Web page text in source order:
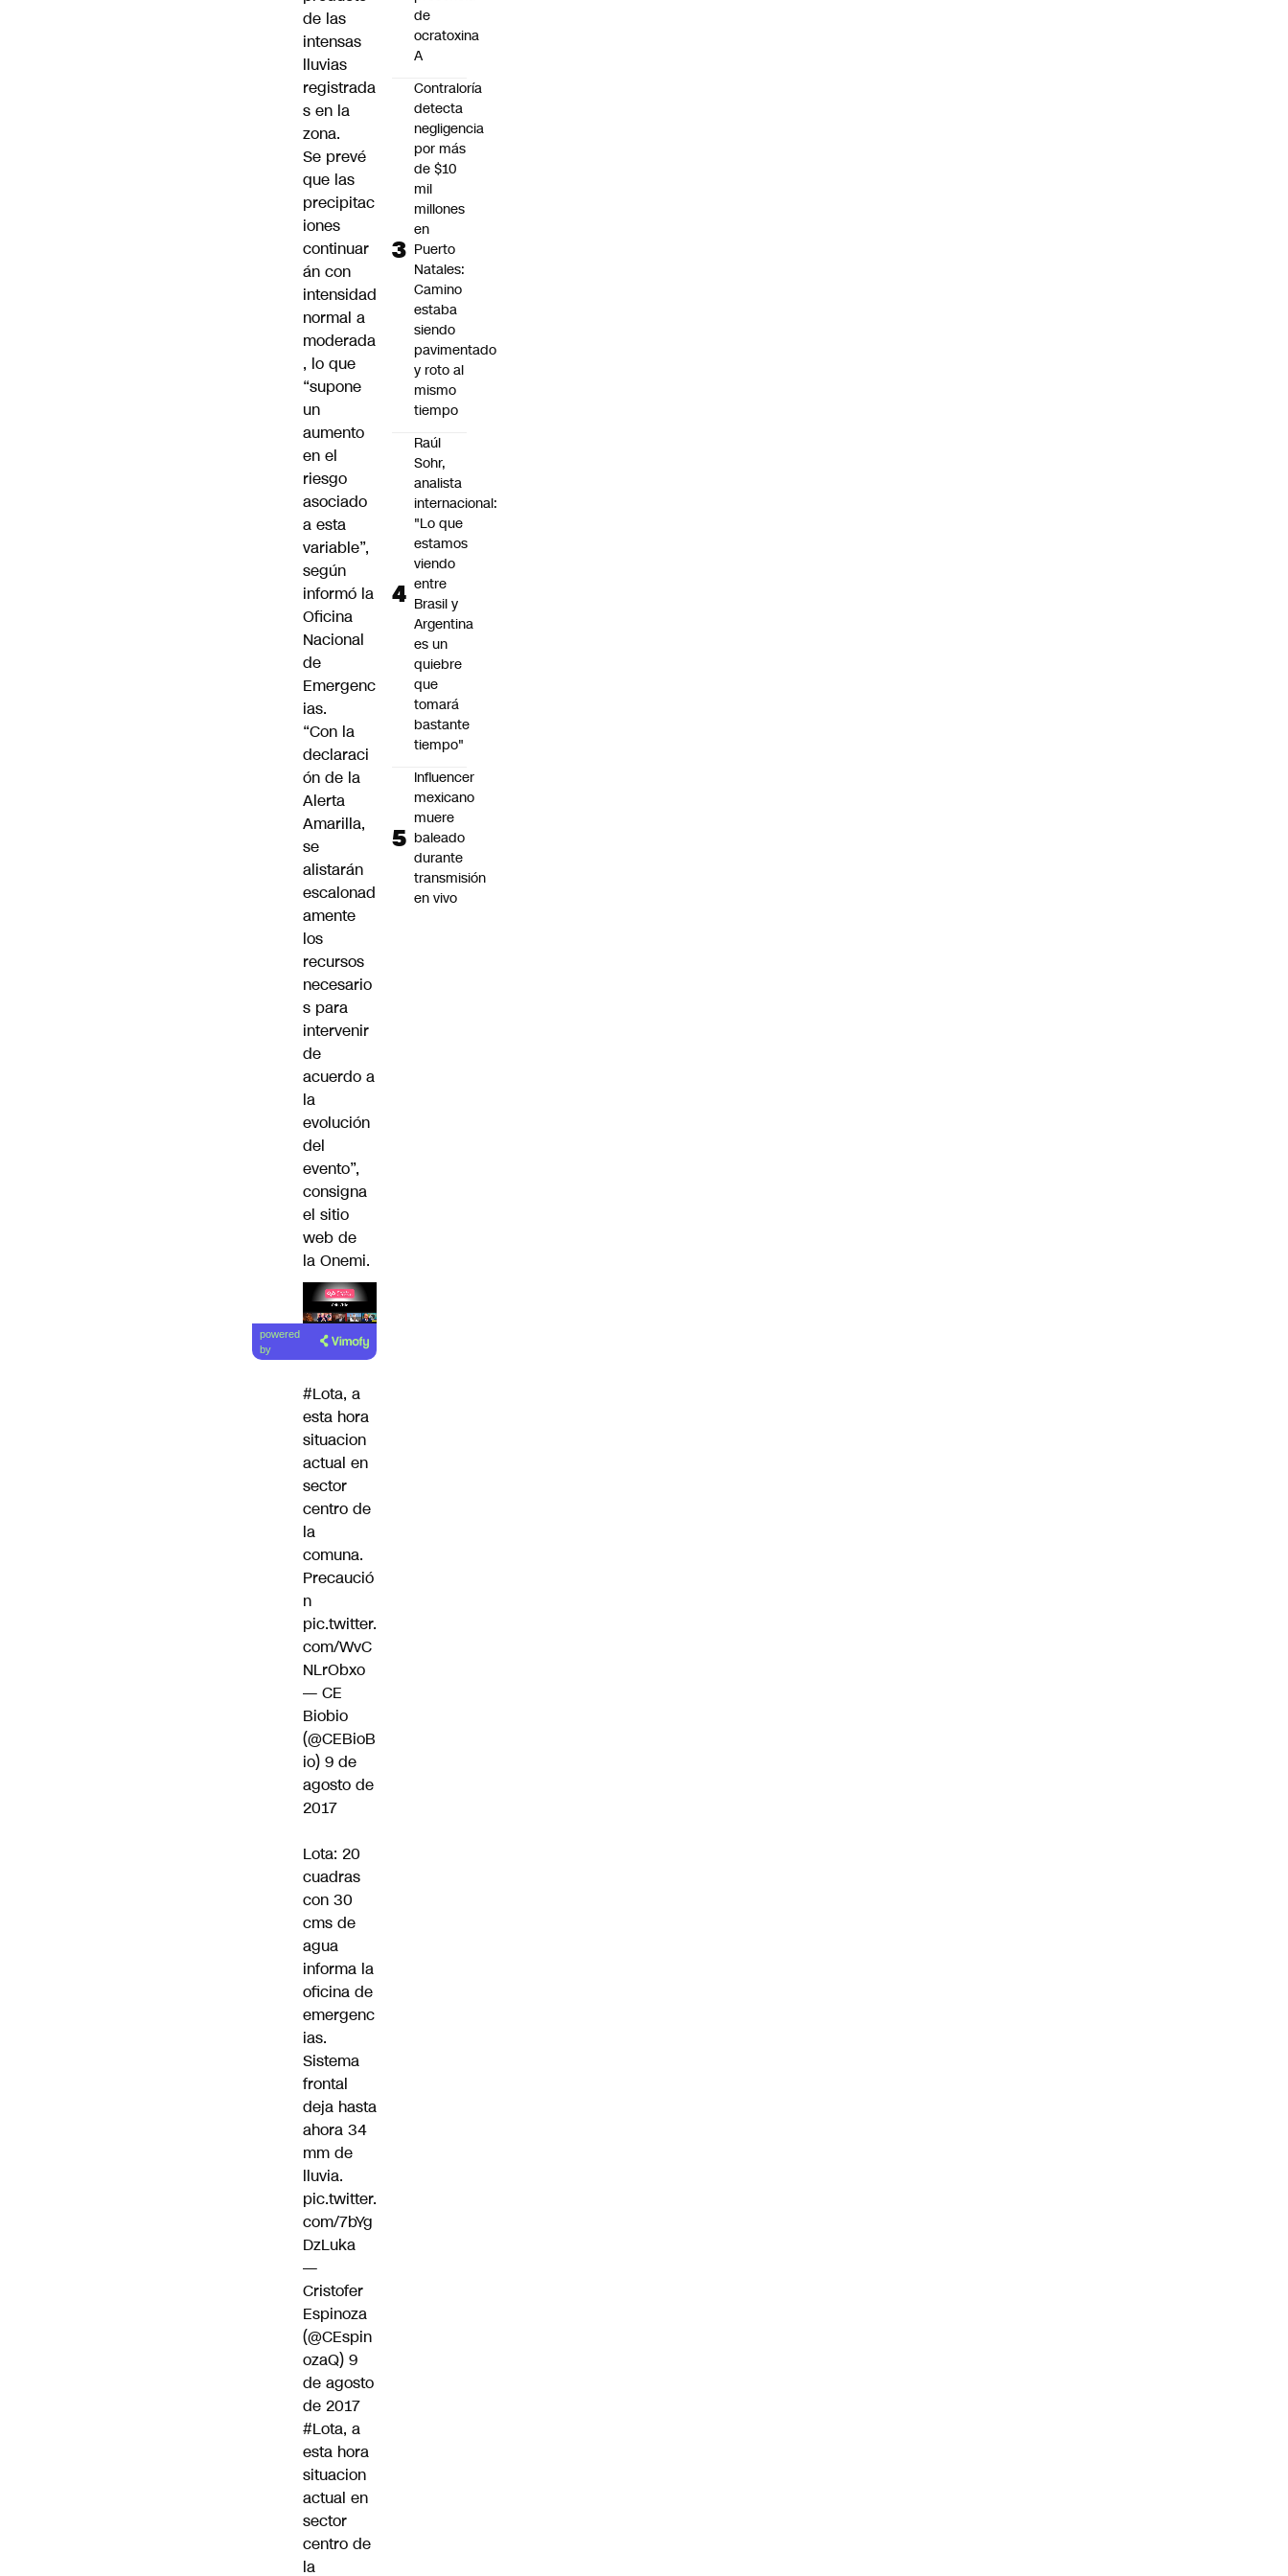
de las
intensas
lluvias
registrada
s en la
zona.
Se prevé
que las
precipitac
iones
continuar
án con
intensidad
normal a
moderada
, lo que
“supone
un
aumento
en el
riesgo
asociado
a esta
variable”,
según
informó la
Oficina
Nacional
de
Emergenc
ias.
“Con la
declaraci
ón de la
Alerta
Amarilla,
se
alistarán
escalonad
amente
los
recursos
necesario
s para
intervenir
de
acuerdo a
la
evolución
del
evento”,
consigna
el sitio
web de
la Onemi.
Lea el
artículo
powered
by
#Lota, a
esta hora
situacion
actual en
sector
centro de
la
comuna.
Precaució
n
pic.twitter.
com/WvC
NLrObxo
— CE
Biobio
(@CEBioB
io) 9 de
agosto de
2017
Lota: 20
cuadras
con 30
cms de
agua
informa la
oficina de
emergenc
ias.
Sistema
frontal
deja hasta
ahora 34
mm de
lluvia.
pic.twitter.
com/7bYg
DzLuka
—
Cristofer
Espinoza
(@CEspin
ozaQ) 9
de agosto
de 2017
#Lota, a
esta hora
situacion
actual en
sector
centro de
la
de
ocratoxina
A
Contraloría
detecta
negligencia
por más
de $10
mil
millones
en
Puerto
Natales:
Camino
estaba
siendo
pavimentado
y roto al
mismo
tiempo
Raúl
Sohr,
analista
internacional:
"Lo que
estamos
viendo
entre
Brasil y
Argentina
es un
quiebre
que
tomará
bastante
tiempo"
Influencer
mexicano
muere
baleado
durante
transmisión
en vivo